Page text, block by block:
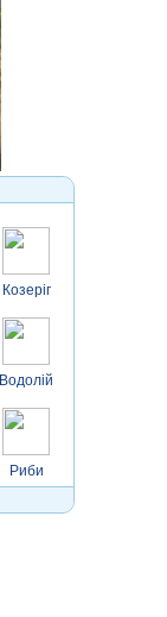
Козеріг
Водолій
Риби